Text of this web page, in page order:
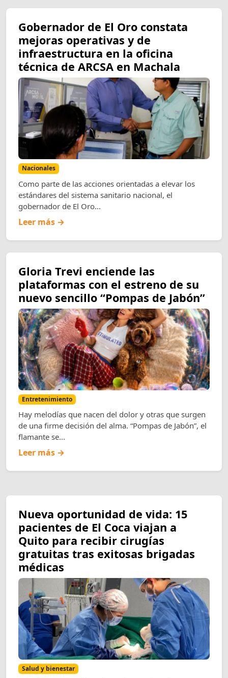
Gobernador de El Oro constata
mejoras operativas y de
infraestructura en la oficina
técnica de ARCSA en Machala
Nacionales
Como parte de las acciones orientadas a elevar los
estándares del sistema sanitario nacional, el
gobernador de El Oro...
Leer más →
Gloria Trevi enciende las
plataformas con el estreno de su
nuevo sencillo “Pompas de Jabón”
Entretenimiento
Hay melodías que nacen del dolor y otras que surgen
de una firme decisión del alma. “Pompas de Jabón”, el
flamante se...
Leer más →
Nueva oportunidad de vida: 15
pacientes de El Coca viajan a
Quito para recibir cirugías
gratuitas tras exitosas brigadas
médicas
Salud y bienestar